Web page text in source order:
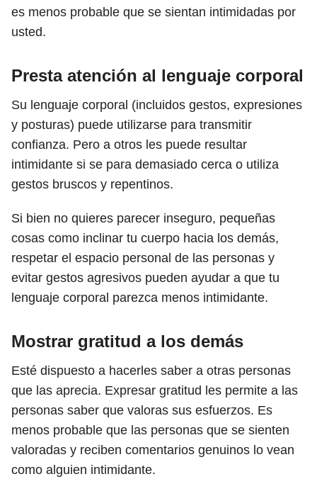
es menos probable que se sientan intimidadas por
usted.
Presta atención al lenguaje corporal
Su lenguaje corporal (incluidos gestos, expresiones
y posturas) puede utilizarse para transmitir
confianza. Pero a otros les puede resultar
intimidante si se para demasiado cerca o utiliza
gestos bruscos y repentinos.
Si bien no quieres parecer inseguro, pequeñas
cosas como inclinar tu cuerpo hacia los demás,
respetar el espacio personal de las personas y
evitar gestos agresivos pueden ayudar a que tu
lenguaje corporal parezca menos intimidante.
Mostrar gratitud a los demás
Esté dispuesto a hacerles saber a otras personas
que las aprecia. Expresar gratitud les permite a las
personas saber que valoras sus esfuerzos. Es
menos probable que las personas que se sienten
valoradas y reciben comentarios genuinos lo vean
como alguien intimidante.